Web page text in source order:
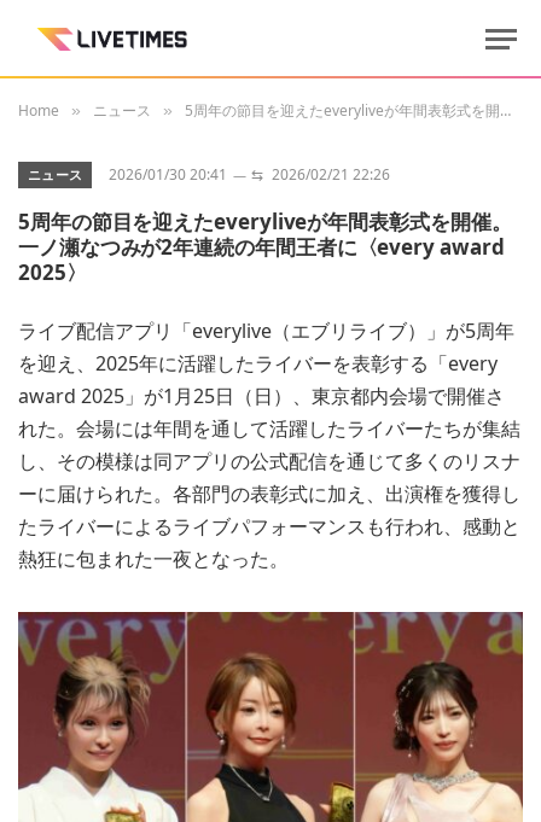
Home » ニュース » 5周年の節目を迎えたeveryliveが年間表彰式を開催。一ノ瀬なつみが2年連続の年間王者に〈every award 2025〉
ニュース 2026/01/30 20:41 ⇆ 2026/02/21 22:26
5周年の節目を迎えたeveryliveが年間表彰式を開催。
一ノ瀬なつみが2年連続の年間王者に〈every award
2025〉
ライブ配信アプリ「everylive（エブリライブ）」が5周年
を迎え、2025年に活躍したライバーを表彰する「every
award 2025」が1月25日（日）、東京都内会場で開催さ
れた。会場には年間を通して活躍したライバーたちが集結
し、その模様は同アプリの公式配信を通じて多くのリスナ
ーに届けられた。各部門の表彰式に加え、出演権を獲得し
たライバーによるライブパフォーマンスも行われ、感動と
熱狂に包まれた一夜となった。